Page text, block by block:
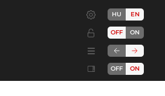
HU EN
OFF ON
OFF ON